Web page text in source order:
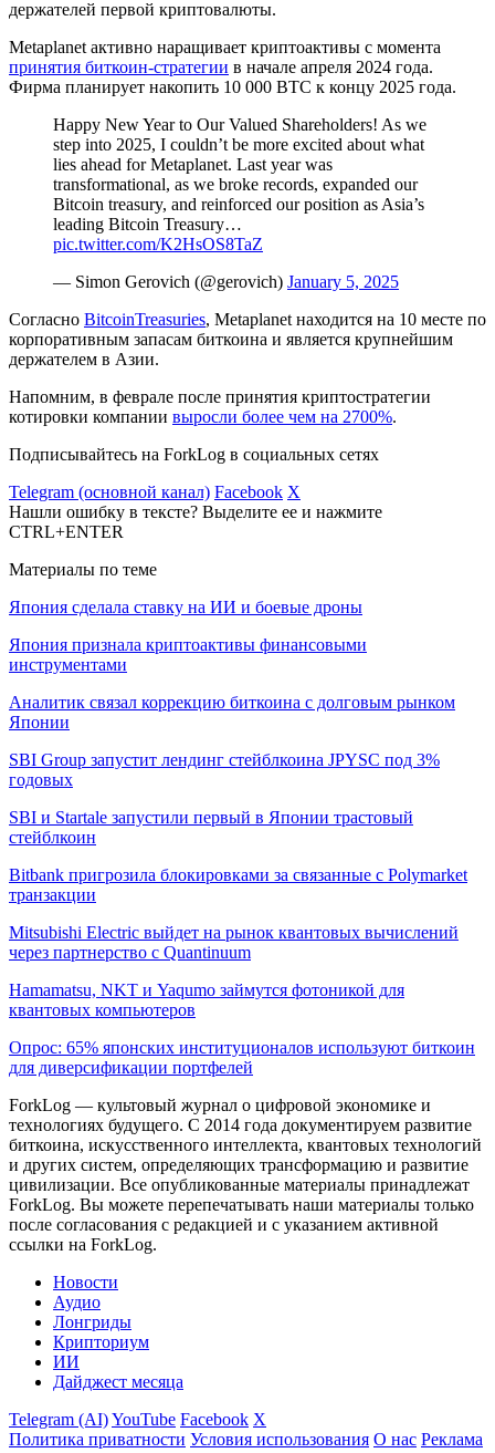
держателей первой криптовалюты.
Metaplanet активно наращивает криптоактивы с момента
принятия биткоин-стратегии в начале апреля 2024 года.
Фирма планирует накопить 10 000 BTC к концу 2025 года.
Happy New Year to Our Valued Shareholders! As we
step into 2025, I couldn’t be more excited about what
lies ahead for Metaplanet. Last year was
transformational, as we broke records, expanded our
Bitcoin treasury, and reinforced our position as Asia’s
leading Bitcoin Treasury…
pic.twitter.com/K2HsOS8TaZ
— Simon Gerovich (@gerovich) January 5, 2025
Согласно BitcoinTreasuries, Metaplanet находится на 10 месте по
корпоративным запасам биткоина и является крупнейшим
держателем в Азии.
Напомним, в феврале после принятия криптостратегии
котировки компании выросли более чем на 2700%.
Подписывайтесь на ForkLog в социальных сетях
Telegram (основной канал) Facebook X
Нашли ошибку в тексте? Выделите ее и нажмите
CTRL+ENTER
Материалы по теме
Япония сделала ставку на ИИ и боевые дроны
Япония признала криптоактивы финансовыми
инструментами
Аналитик связал коррекцию биткоина с долговым рынком
Японии
SBI Group запустит лендинг стейблкоина JPYSC под 3%
годовых
SBI и Startale запустили первый в Японии трастовый
стейблкоин
Bitbank пригрозила блокировками за связанные с Polymarket
транзакции
Mitsubishi Electric выйдет на рынок квантовых вычислений
через партнерство с Quantinuum
Hamamatsu, NKT и Yaqumo займутся фотоникой для
квантовых компьютеров
Опрос: 65% японских институционалов используют биткоин
для диверсификации портфелей
ForkLog — культовый журнал о цифровой экономике и
технологиях будущего. С 2014 года документируем развитие
биткоина, искусственного интеллекта, квантовых технологий
и других систем, определяющих трансформацию и развитие
цивилизации. Все опубликованные материалы принадлежат
ForkLog. Вы можете перепечатывать наши материалы только
после согласования с редакцией и с указанием активной
ссылки на ForkLog.
Новости
Аудио
Лонгриды
Крипториум
ИИ
Дайджест месяца
Telegram (AI)YouTube Facebook X
Политика приватности Условия использования О нас Реклама